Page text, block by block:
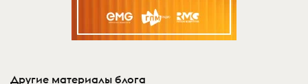
Другие материалы блога